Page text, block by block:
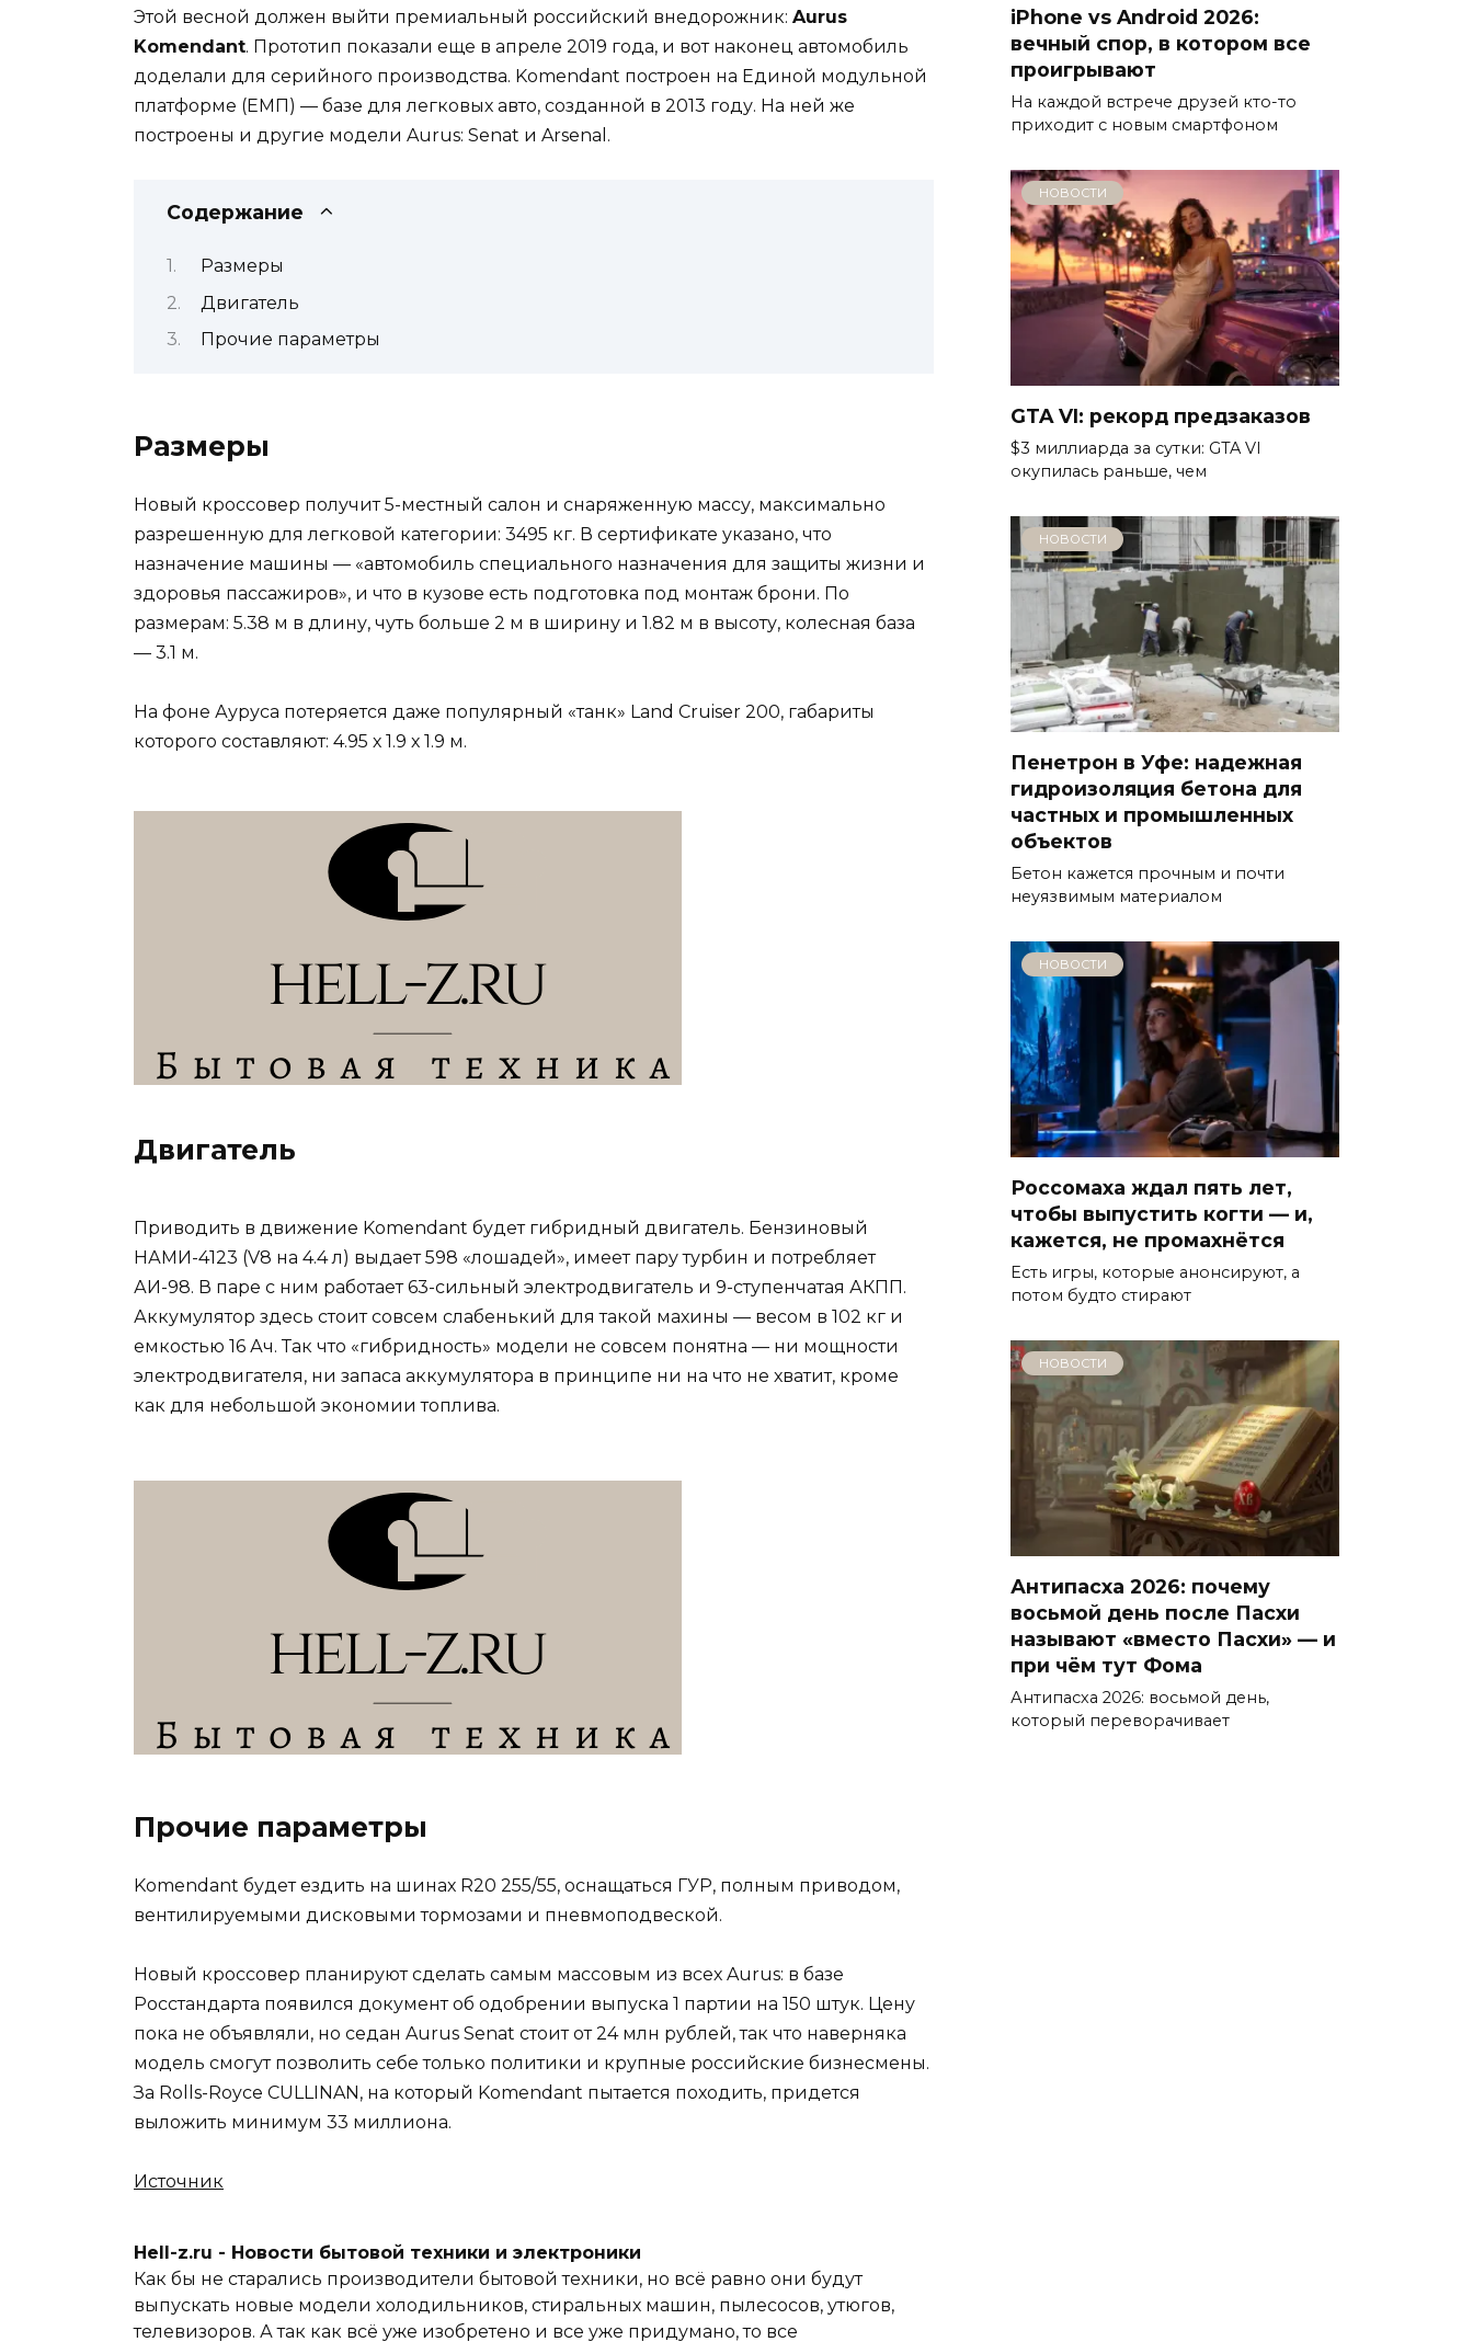
Этой весной должен выйти премиальный российский внедорожник: Aurus
Komendant. Прототип показали еще в апреле 2019 года, и вот наконец автомобиль
доделали для серийного производства. Komendant построен на Единой модульной
платформе (ЕМП) — базе для легковых авто, созданной в 2013 году. На ней же
построены и другие модели Aurus: Senat и Arsenal.
Содержание
Размеры
Двигатель
Прочие параметры
Размеры
Новый кроссовер получит 5-местный салон и снаряженную массу, максимально
разрешенную для легковой категории: 3495 кг. В сертификате указано, что
назначение машины — «автомобиль специального назначения для защиты жизни и
здоровья пассажиров», и что в кузове есть подготовка под монтаж брони. По
размерам: 5.38 м в длину, чуть больше 2 м в ширину и 1.82 м в высоту, колесная база
— 3.1 м.
На фоне Ауруса потеряется даже популярный «танк» Land Cruiser 200, габариты
которого составляют: 4.95 х 1.9 х 1.9 м.
Двигатель
Приводить в движение Komendant будет гибридный двигатель. Бензиновый
НАМИ-4123 (V8 на 4.4 л) выдает 598 «лошадей», имеет пару турбин и потребляет
АИ-98. В паре с ним работает 63-сильный электродвигатель и 9-ступенчатая АКПП.
Аккумулятор здесь стоит совсем слабенький для такой махины — весом в 102 кг и
емкостью 16 Ач. Так что «гибридность» модели не совсем понятна — ни мощности
электродвигателя, ни запаса аккумулятора в принципе ни на что не хватит, кроме
как для небольшой экономии топлива.
Прочие параметры
Komendant будет ездить на шинах R20 255/55, оснащаться ГУР, полным приводом,
вентилируемыми дисковыми тормозами и пневмоподвеской.
Новый кроссовер планируют сделать самым массовым из всех Aurus: в базе
Росстандарта появился документ об одобрении выпуска 1 партии на 150 штук. Цену
пока не объявляли, но седан Aurus Senat стоит от 24 млн рублей, так что наверняка
модель смогут позволить себе только политики и крупные российские бизнесмены.
За Rolls-Royce CULLINAN, на который Komendant пытается походить, придется
выложить минимум 33 миллиона.
Источник
Hell-z.ru - Новости бытовой техники и электроники
Как бы не старались производители бытовой техники, но всё равно они будут
выпускать новые модели холодильников, стиральных машин, пылесосов, утюгов,
телевизоров. А так как всё уже изобретено и все уже придумано, то все
iPhone vs Android 2026:
вечный спор, в котором все
проигрывают
На каждой встрече друзей кто-то
приходит с новым смартфоном
НОВОСТИ
GTA VI: рекорд предзаказов
$3 миллиарда за сутки: GTA VI
окупилась раньше, чем
НОВОСТИ
Пенетрон в Уфе: надежная
гидроизоляция бетона для
частных и промышленных
объектов
Бетон кажется прочным и почти
неуязвимым материалом
НОВОСТИ
Россомаха ждал пять лет,
чтобы выпустить когти — и,
кажется, не промахнётся
Есть игры, которые анонсируют, а
потом будто стирают
НОВОСТИ
Антипасха 2026: почему
восьмой день после Пасхи
называют «вместо Пасхи» — и
при чём тут Фома
Антипасха 2026: восьмой день,
который переворачивает